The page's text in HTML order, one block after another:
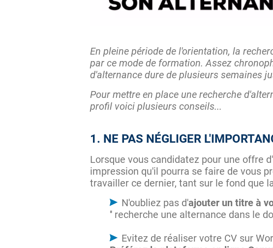
En pleine période de l'orientation, la
par ce mode de formation. Assez
d'alternance dure de plusieurs semaines
Pour mettre en place une recherche
profil voici plusieurs conseils...
1. NE PAS NÉGLIGER
Lorsque vous candidatez pour une offre
impression qu'il pourra se faire de vous
travailler ce dernier, tant sur le fond que
N'oubliez pas d'ajouter un titre à
'' recherche une alternance dans le
Evitez de réaliser votre CV sur